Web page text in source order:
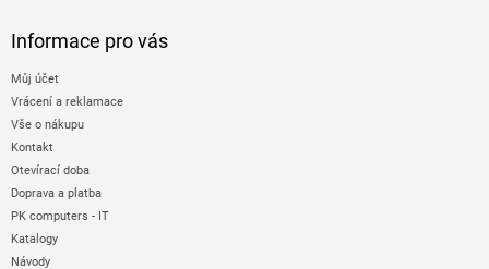
Informace pro vás
Můj účet
Vrácení a reklamace
Vše o nákupu
Kontakt
Otevírací doba
Doprava a platba
PK computers - IT
Katalogy
Návody